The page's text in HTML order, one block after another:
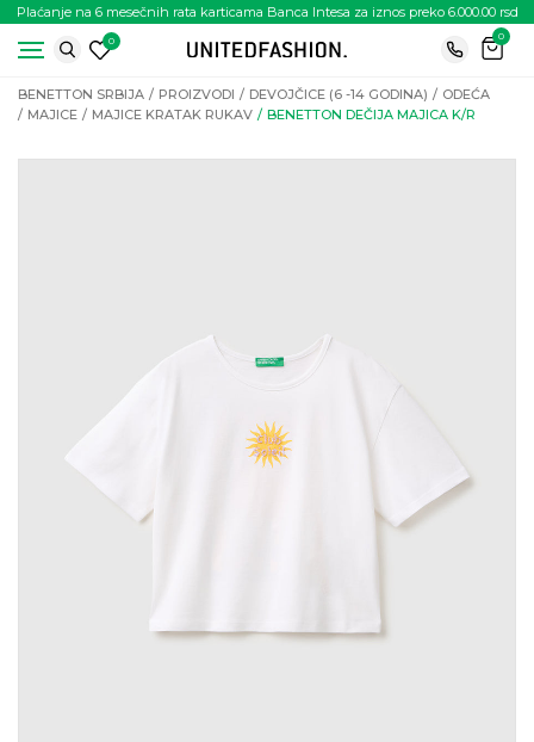
Plaćanje na 6 mesečnih rata karticama Banca Intesa za iznos preko 6.000.00 rsd
0
0
BENETTON SRBIJA PROIZVODI DEVOJČICE (6 -14 GODINA)
ODEĆA
MAJICE
MAJICE KRATAK RUKAV BENETTON DEČIJA MAJICA K/R